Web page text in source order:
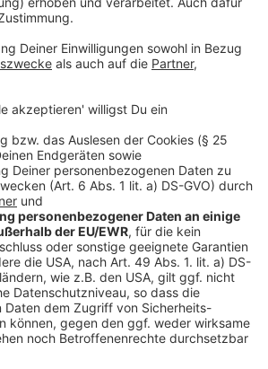
kommen konnte. Seit sieben
sei der erste Vorfall dieser Art bei
Am Feuer kann es aus
die Situation am Abend
WMW so:
Platzmangels, musste die Bahn
(Die Jahre wo wir die selben
gezeigt hatten, war die
viel grōßer bemessen.) Die
das Pferd ab nach der
mit den platzenden Luftballons.
in der Dunkelheit die Absperrung
und verfing sich in der selben,